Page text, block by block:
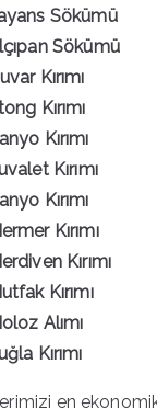
Sökümü
Sökümü
Kırımı
Kırımı
Kırımı
Kırımı
Kırımı
Kırımı
Kırımı
Kırımı
Alımı
Kırımı
en